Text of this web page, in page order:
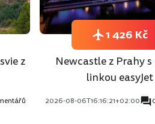
z
Newcastle z Prahy
linkou easyJet
2026-08-06T16:16:21+02:00
1 426 Kč